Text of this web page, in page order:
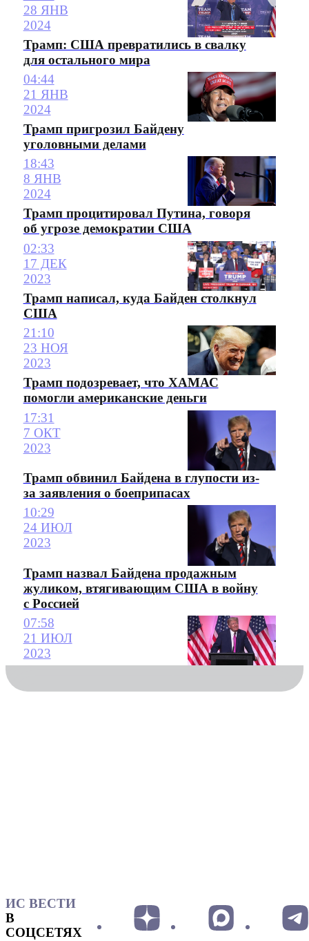
28 ЯНВ
2024
Трамп: США превратились в свалку
для остального мира
04:44
21 ЯНВ
2024
Трамп пригрозил Байдену
уголовными делами
18:43
8 ЯНВ
2024
Трамп процитировал Путина, говоря
об угрозе демократии США
02:33
17 ДЕК
2023
Трамп написал, куда Байден столкнул
США
21:10
23 НОЯ
2023
Трамп подозревает, что ХАМАС
помогли американские деньги
17:31
7 ОКТ
2023
Трамп обвинил Байдена в глупости из-
за заявления о боеприпасах
10:29
24 ИЮЛ
2023
Трамп назвал Байдена продажным
жуликом, втягивающим США в войну
с Россией
07:58
21 ИЮЛ
2023
ИС ВЕСТИ
В
СОЦСЕТЯХ